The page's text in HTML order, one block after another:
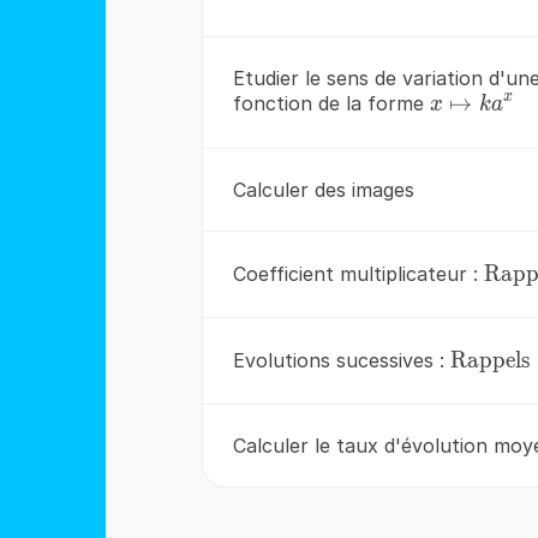
Etudier le sens de variation
fonction de la forme x\mapsto
x ↦ kax
Calculer des images
Coefficient multiplicateur :
Evolutions sucessives : Rappels
Calculer le taux d'évolution